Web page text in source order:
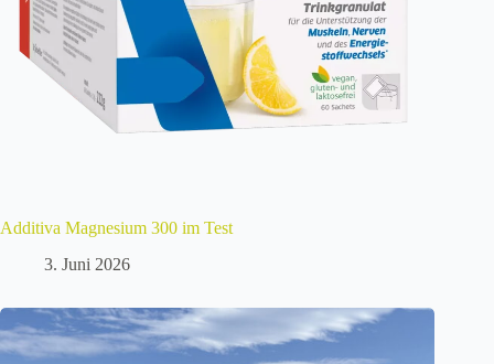
Additiva Magnesium 300 im Test
3. Juni 2026